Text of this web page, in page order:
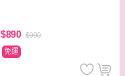
$890 $990
免運